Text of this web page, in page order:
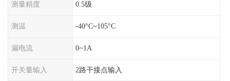
测量精度 0.5级
测温 -40°C~105°C
漏电流 0~1A
开关量输入 2路干接点输入